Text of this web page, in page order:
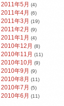
2011年5月 (4)
2011年4月 (6)
2011年3月 (19)
2011年2月 (9)
2011年1月 (4)
2010年12月 (8)
2010年11月 (11)
2010年10月 (9)
2010年9月 (9)
2010年8月 (11)
2010年7月 (5)
2010年6月 (11)